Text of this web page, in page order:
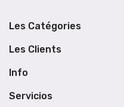
Les Catégories
Les Clients
Info
Servicios